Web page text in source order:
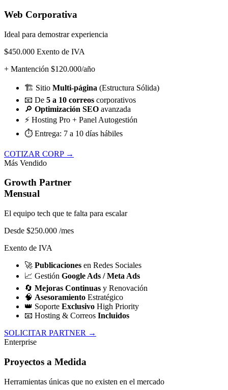
Web Corporativa
Ideal para demostrar experiencia
$450.000 Exento de IVA
+ Mantención $120.000/año
🏗️ Sitio Multi-página (Estructura Sólida)
📧 De 5 a 10 correos corporativos
🔎 Optimización SEO avanzada
⚡ Hosting Pro + Panel Autogestión
⏱️ Entrega: 7 a 10 días hábiles
COTIZAR CORP →
Más Vendido
Growth Partner
Mensual
El equipo tech que te falta para escalar
Desde $250.000 /mes
Exento de IVA
🚀 Publicaciones en Redes Sociales
📈 Gestión Google Ads / Meta Ads
🔄 Mejoras Continuas y Renovación
🧠 Asesoramiento Estratégico
👑 Soporte Exclusivo High Priority
📧 Hosting & Correos Incluidos
SOLICITAR PARTNER →
Enterprise
Proyectos a Medida
Herramientas únicas que no existen en el mercado